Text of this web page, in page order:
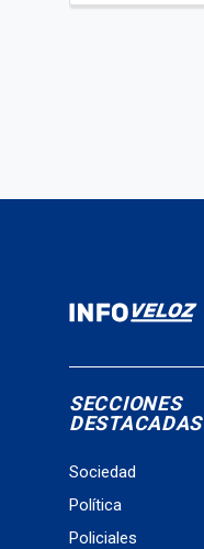
SECCIONES
DESTACADAS
Sociedad
Política
Policiales